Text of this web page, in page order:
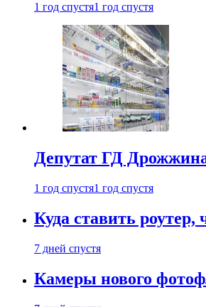
1 год спустя1 год спустя
Депутат ГД
1 год спустя1 год спустя
Куда ставить
7 дней спустя
Камеры нового